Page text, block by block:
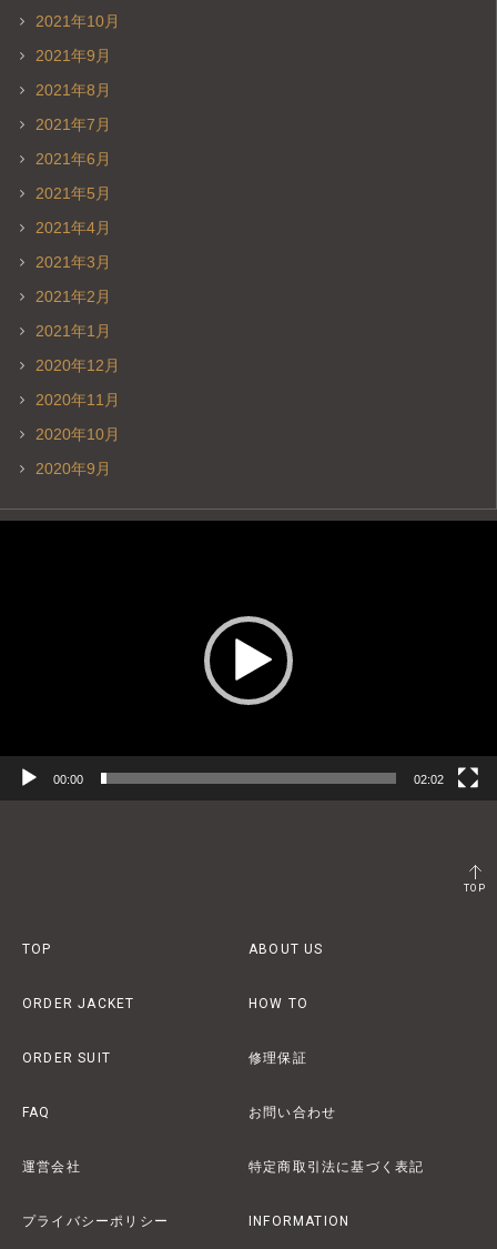
2021年10月
2021年9月
2021年8月
2021年7月
2021年6月
2021年5月
2021年4月
2021年3月
2021年2月
2021年1月
2020年12月
2020年11月
2020年10月
2020年9月
00:00 02:02
TOP
TOP ABOUT US
ORDER JACKET HOW TO
ORDER SUIT 修理保証
FAQ お問い合わせ
運営会社 特定商取引法に基づく表記
プライバシーポリシー INFORMATION